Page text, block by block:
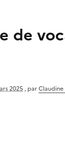
de
2025 , parClaudine